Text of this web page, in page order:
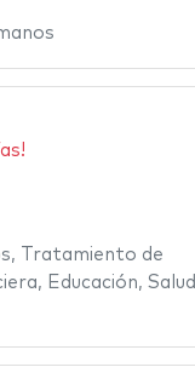
,
Tratamiento de
, Educación, Salud